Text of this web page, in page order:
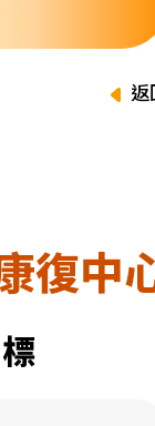
返
復中